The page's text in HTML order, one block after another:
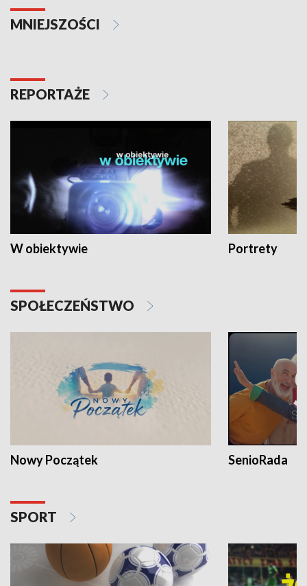
MNIEJSZOŚCI
REPORTAŻE
W obiektywie Portrety
SPOŁECZEŃSTWO
Nowy Początek SenioRada
SPORT